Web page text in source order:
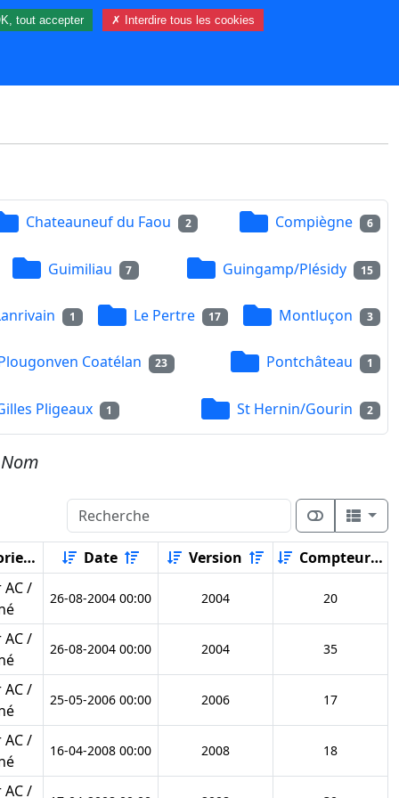
Chateauneuf du Faou 2 Compiègne 6
Guimiliau 7 Guingamp/Plésidy 15
1 Le Pertre 17 Montluçon 3
Coatélan 23 Pontchâteau 1
Pligeaux 1 St Hernin/Gourin 2
Nom
Date Version Compteur
/
26-08-2004 00:00 2004 20
/
26-08-2004 00:00 2004 35
/
25-05-2006 00:00 2006 17
/
16-04-2008 00:00 2008 18
/
tout accepter ✗ Interdire tous les cookies